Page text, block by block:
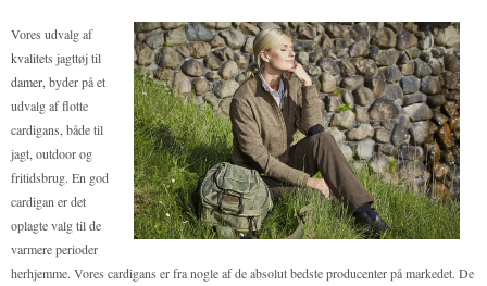
Vores udvalg af
kvalitets jagttøj til
damer , byder på et
udvalg af flotte
cardigans, både til
jagt, outdoor og
fritidsbrug. En god
cardigan er det
oplagte valg til de
varmere perioder
herhjemme. Vores cardigans er fra nogle af de absolut bedste producenter på markedet. De